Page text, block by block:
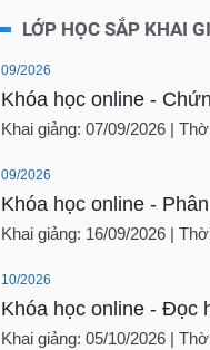
LỚP HỌC SẮP KHAI
09/2026
Khóa học online -
Khai giảng: 07/09/2026 |
09/2026
Khóa học online -
Khai giảng: 16/09/2026 |
10/2026
Khóa học online - Đọc
Khai giảng: 05/10/2026 |